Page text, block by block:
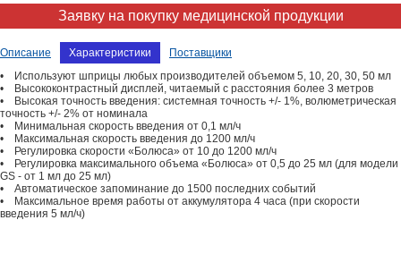
Заявку на покупку медицинской продукции
Описание Характеристики
Поставщики
• Используют шприцы любых производителей объемом 5, 10, 20, 30, 50 мл
• Высококонтрастный дисплей, читаемый с расстояния более 3 метров
• Высокая точность введения: системная точность +/- 1%, волюметрическая
точность +/- 2% от номинала
• Минимальная скорость введения от 0,1 мл/ч
• Максимальная скорость введения до 1200 мл/ч
• Регулировка скорости «Болюса» от 10 до 1200 мл/ч
• Регулировка максимального объема «Болюса» от 0,5 до 25 мл (для модели
GS - от 1 мл до 25 мл)
• Автоматическое запоминание до 1500 последних событий
• Максимальное время работы от аккумулятора 4 часа (при скорости
введения 5 мл/ч)